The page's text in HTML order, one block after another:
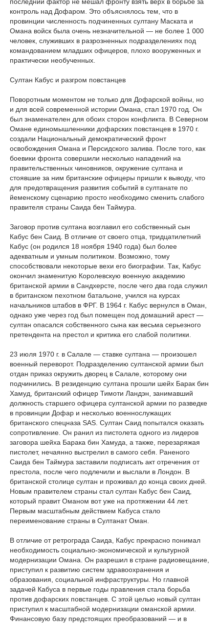
контроль над Дофаром. Это объяснялось тем, что в
провинции численность подчиненных султану Маската и
Омана войск была очень незначительной — не более 1 000
человек, служивших в разрозненных подразделениях под
командованием младших офицеров, плохо вооруженных и
практически необученных.
Султан Кабус и разгром повстанцев
Поворотным моментом не только для Дофарской войны, но
и для всей современной истории Омана, стал 1970 год. Он
был знаменателен для обоих сторон конфликта. В Северном
Омане единомышленники дофарских повстанцев в 1970 г.
создали Национальный демократический фронт
освобождения Омана и Персидского залива. После того, как
боевики фронта совершили несколько нападений на
правительственных чиновников, окружение султана и
стоявшие за ним британские офицеры пришли к выводу, что
для предотвращения развития событий в султанате по
йеменскому сценарию просто необходимо сменить слабого
правителя страны Саида бен Таймура.
Заговор против султана возглавил его собственный сын
Кабус бен Саид. В отличие от своего отца, тридцатилетний
Кабус (он родился 18 ноября 1940 года) был более
адекватным и умным политиком. Возможно, тому
способствовали некоторые вехи его биографии. Так, Кабус
окончил знаменитую Королевскую военную академию
британской армии в Сандхерсте, после чего два года служил
в британском пехотном батальоне, учился на курсах
начальников штабов в ФРГ. В 1964 г. Кабус вернулся в Оман,
однако уже через год был помещен под домашний арест —
султан опасался собственного сына как весьма серьезного
претендента на престол и критика его слабой политики.
23 июля 1970 г. в Салале — ставке султана — произошел
военный переворот. Подразделению султанской армии был
отдан приказ окружить дворец в Салале, которому они
подчинились. В резиденцию султана прошли шейх Барак бин
Хамуд, британский офицер Тимоти Ландэн, занимавший
должность старшего офицера султанской армии по разведке
в провинции Дофар и несколько военнослужащих
британского спецназа SAS. Султан Саид попытался оказать
сопротивление. Он ранил из пистолета одного из лидеров
заговора шейха Барака бин Хамуда, а также, перезаряжая
пистолет, нечаянно выстрелил в самого себя. Раненого
Саида бен Таймура заставили подписать акт отречения от
престола, после чего подлечили и выслали в Лондон. В
британской столице султан и проживал до конца своих дней.
Новым правителем страны стал султан Кабус бен Саид,
который правит Оманом вот уже на протяжении 44 лет.
Первым масштабным действием Кабуса стало
переименование страны в Султанат Оман.
В отличие от ретрограда Саида, Кабус прекрасно понимал
необходимость социально-экономической и культурной
модернизации Омана. Он разрешил в стране радиовещание,
приступил к развитию систем здравоохранения и
образования, социальной инфраструктуры. Но главной
задачей Кабуса в первые годы правления стала борьба
против дофарских повстанцев. С этой целью новый султан
приступил к масштабной модернизации оманской армии.
Финансовую базу предстоящих преобразований — и в